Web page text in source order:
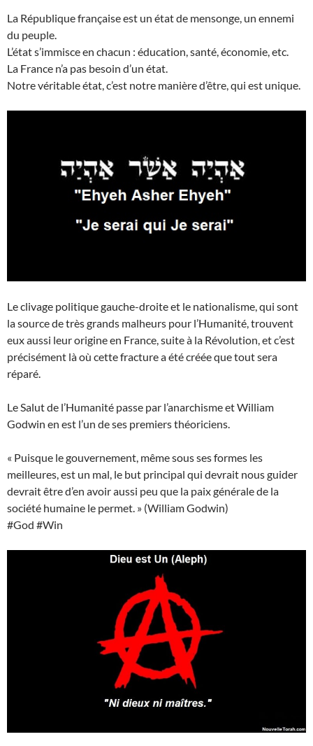
La République française est un état de mensonge, un ennemi
du peuple.
L’état s’immisce en chacun : éducation, santé, économie, etc.
La France n’a pas besoin d’un état.
Notre véritable état, c’est notre manière d’être, qui est unique.
Le clivage politique gauche-droite et le nationalisme, qui sont
la source de très grands malheurs pour l’Humanité, trouvent
eux aussi leur origine en France, suite à la Révolution, et c’est
précisément là où cette fracture a été créée que tout sera
réparé.
Le Salut de l’Humanité passe par l’anarchisme et William
Godwin en est l’un de ses premiers théoriciens.
« Puisque le gouvernement, même sous ses formes les
meilleures, est un mal, le but principal qui devrait nous guider
devrait être d’en avoir aussi peu que la paix générale de la
société humaine le permet. » (William Godwin)
#God #Win